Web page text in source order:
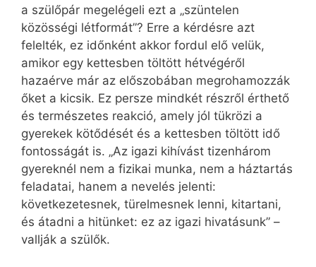
a szülőpár megelégeli ezt a „szüntelen
közösségi létformát”? Erre a kérdésre azt
felelték, ez időnként akkor fordul elő velük,
amikor egy kettesben töltött hétvégéről
hazaérve már az előszobában megrohamozzák
őket a kicsik. Ez persze mindkét részről érthető
és természetes reakció, amely jól tükrözi a
gyerekek kötődését és a kettesben töltött idő
fontosságát is. „Az igazi kihívást tizenhárom
gyereknél nem a fizikai munka, nem a háztartás
feladatai, hanem a nevelés jelenti:
következetesnek, türelmesnek lenni, kitartani,
és átadni a hitünket: ez az igazi hivatásunk” –
vallják a szülők.